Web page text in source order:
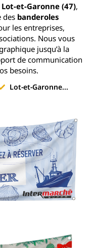
et-Garonne (47),
des banderoles
les entreprises,
Nous vous
jusqu’à la
de communication
besoins.
Lot-et-Garonne...